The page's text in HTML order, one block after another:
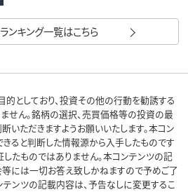
ンキング一覧はこちら
としており、投資その他の行動を勧誘する
せん。銘柄の選択、売買価格等の投資の最
いただきますようお願いいたします。本コン
ると判断した情報源から入手したものです
たものではありません。本コンテンツの記
には一切お答え致しかねますので予めご了
テンツの記載内容は、予告なしに変更するこ